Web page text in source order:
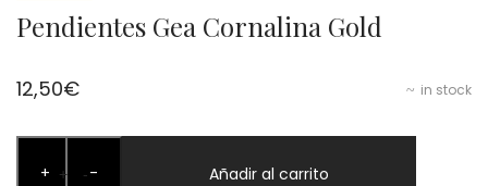
Pendientes Gea Cornalina Gold
in stock
12,50€
+ -Gea
+ - Añadir al carrito